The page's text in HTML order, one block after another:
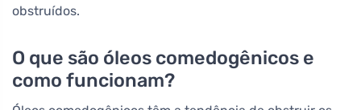
obstruídos.
O que são óleos comedogênicos e
como funcionam?